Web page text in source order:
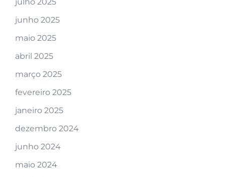
junho 2025
maio 2025
abril 2025
março 2025
fevereiro 2025
janeiro 2025
dezembro 2024
junho 2024
maio 2024